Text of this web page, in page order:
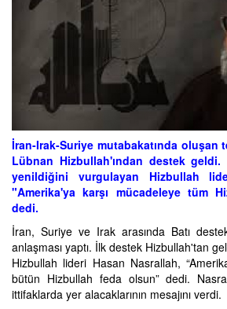
İran-Irak-Suriye mutabakatında oluşan
Lübnan Hizbullah'ından destek geldi.
yenildiğini vurgulayan Hizbullah
"Amerika'ya karşı mücadeleye tüm
dedi.
İran, Suriye ve Irak arasında Batı
anlaşması yaptı. İlk destek Hizbullah'tan
Hizbullah lideri Hasan Nasrallah,
bütün Hizbullah feda olsun” dedi.
ittifaklarda yer alacaklarının mesajını verdi.